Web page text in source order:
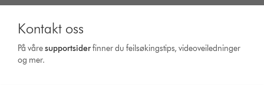
Kontakt oss
På våresupportsiderfinner du feilsøkingstips, videoveiledninger
og mer.